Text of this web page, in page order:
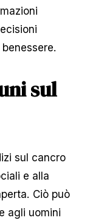
sul
sul cancro
e alla
Ciò può
agli uomini